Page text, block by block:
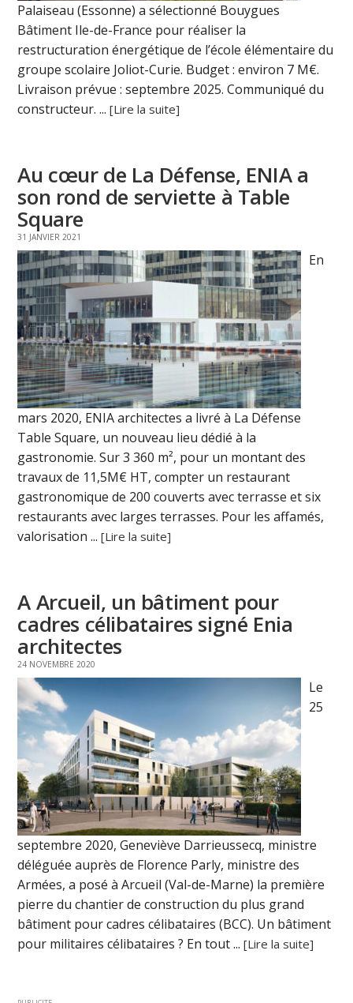
Palaiseau (Essonne) a sélectionné Bouygues
Bâtiment Ile-de-France pour réaliser la
restructuration énergétique de l’école élémentaire du
groupe scolaire Joliot-Curie. Budget : environ 7 M€.
Livraison prévue : septembre 2025. Communiqué du
constructeur. ...[Lire la suite]
Au cœur de La Défense, ENIA a
son rond de serviette à Table
Square
31 JANVIER 2021
En
mars 2020, ENIA architectes a livré à La Défense
Table Square, un nouveau lieu dédié à la
gastronomie. Sur 3 360 m², pour un montant des
travaux de 11,5M€ HT, compter un restaurant
gastronomique de 200 couverts avec terrasse et six
restaurants avec larges terrasses. Pour les affamés,
valorisation ...[Lire la suite]
A Arcueil, un bâtiment pour
cadres célibataires signé Enia
architectes
24 NOVEMBRE 2020
Le
25
septembre 2020, Geneviève Darrieussecq, ministre
déléguée auprès de Florence Parly, ministre des
Armées, a posé à Arcueil (Val-de-Marne) la première
pierre du chantier de construction du plus grand
bâtiment pour cadres célibataires (BCC). Un bâtiment
pour militaires célibataires ? En tout ...[Lire la suite]